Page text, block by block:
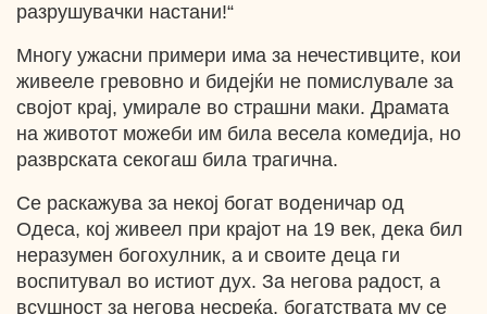
разрушувачки настани!“
Многу ужасни примери има за нечестивците, кои
живееле гревовно и бидејќи не помислувале за
својот крај, умирале во страшни маки. Драмата
на животот можеби им била весела комедија, но
разврската секогаш била трагична.
Се раскажува за некој богат воденичар од
Одеса, кој живеел при крајот на 19 век, дека бил
неразумен богохулник, а и своите деца ги
воспитувал во истиот дух. За негова радост, а
всушност за негова несреќа, богатствата му се